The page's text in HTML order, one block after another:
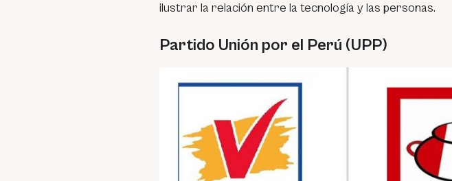
ilustrar la relación entre la tecnología y las personas.
Partido Unión por el Perú (UPP)